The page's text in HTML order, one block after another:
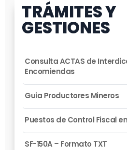
TRÁMITES Y
GESTIONES
Consulta ACTAS de
Encomiendas
Guia Productores Mineros
Puestos de Control Fiscal
SF-150A – Formato TXT